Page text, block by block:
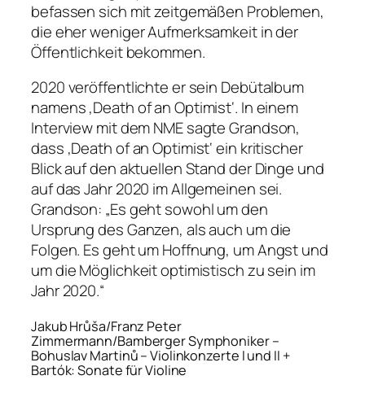
befassen sich mit zeitgemäßen Problemen,
die eher weniger Aufmerksamkeit in der
Öffentlichkeit bekommen.
2020 veröffentlichte er sein Debütalbum
namens ‚Death of an Optimist‘. In einem
Interview mit dem NME sagte Grandson,
dass ‚Death of an Optimist‘ ein kritischer
Blick auf den aktuellen Stand der Dinge und
auf das Jahr 2020 im Allgemeinen sei.
Grandson: „Es geht sowohl um den
Ursprung des Ganzen, als auch um die
Folgen. Es geht um Hoffnung, um Angst und
um die Möglichkeit optimistisch zu sein im
Jahr 2020.“
Jakub Hrůša/Franz Peter
Zimmermann/Bamberger Symphoniker –
Bohuslav Martinů – Violinkonzerte I und II +
Bartók: Sonate für Violine